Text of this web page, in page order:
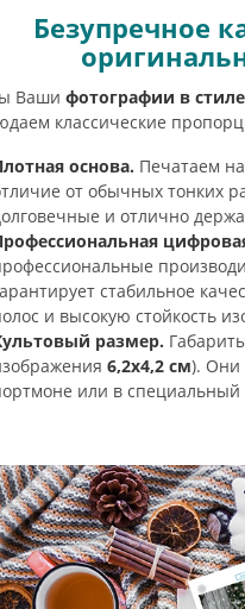
Безупречное
Ваши фотографии в
классические
основа. Печатаем
от обычных тонких
и отлично
стабильное
и высокую стойкость
размер.
6,2х4,2 см). Они
или в